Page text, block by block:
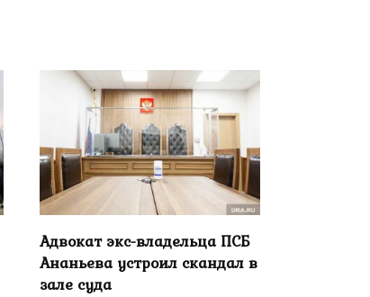
Адвокат экс-владельца ПСБ
Ананьева устроил скандал в
зале суда